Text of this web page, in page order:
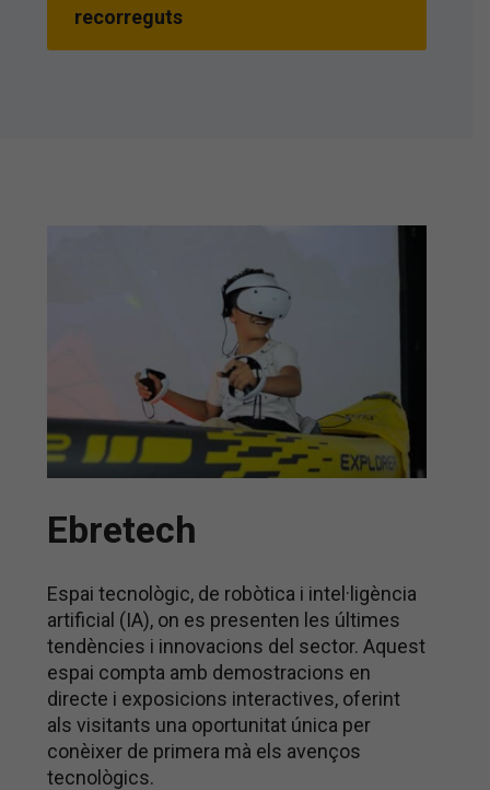
recorreguts
Ebretech
Espai tecnològic, de robòtica i intel·ligència
artificial (IA), on es presenten les últimes
tendències i innovacions del sector. Aquest
espai compta amb demostracions en
directe i exposicions interactives, oferint
als visitants una oportunitat única per
conèixer de primera mà els avenços
tecnològics.